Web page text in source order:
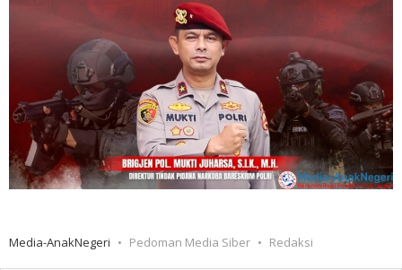
Media-AnakNegeri Pedoman Media Siber Redaksi